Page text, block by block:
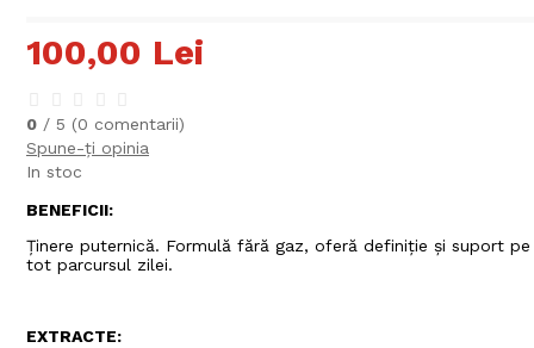
100,00 Lei
0 / 5 (0 comentarii)
Spune-ţi opinia
In stoc
BENEFICII:
Ținere puternică. Formulă fără gaz, oferă definiție și suport pe
tot parcursul zilei.
EXTRACTE: